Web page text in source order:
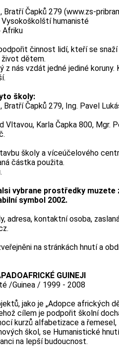
Bratří Čapků 279 (www.zs-
humanisté
Afriku
činnost lidí, kteří se snaží
dětem.
z nás vzdát jedné jediné koruny.
školy:
Bratří Čapků 279, Ing. Pavel
Vltavou, Karla Čapka 800, Mgr.
školy a víceúčelového
částka použita.
vybrane prostředky muzete
symbol 2002.
adresa, kontaktní osoba,
na stránkách hnutí a
GUINEJI
/Guinea / 1999 - 2008
jako je „Adopce afrických
cílem je podpořit školní
kurzů alfabetizace a řemesel,
škol, se Humanistické
na lepší budoucnost.